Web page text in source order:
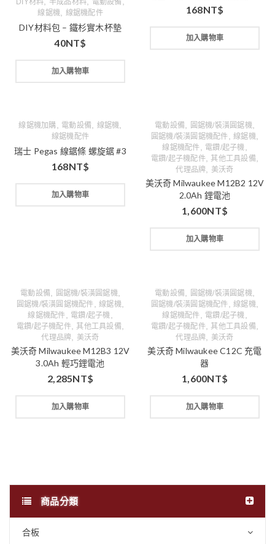
商品分類
合板
線鋸機 線鋸機配件
DIY材料包 – 鐵杉實木杯墊
40NT$
加入購物車
168NT$
加入購物車
線鋸機加購 電動設備 線鋸機
線鋸機配件
瑞士 Pegas 線鋸條 螺旋鋸 #3
168NT$
加入購物車
電動設備 圓鋸機/裝潢圓鋸機
圓鋸機/裝潢圓鋸機配件 ,線鋸機
線鋸機配件 電鑽/起子機
電鑽/起子機配件, 其他工具設備,
代理品牌 美沃奇
美沃奇 Milwaukee M12B2 12V
2.0Ah 鋰電池
1,600NT$
加入購物車
電動設備 圓鋸機/裝潢圓鋸機
圓鋸機/裝潢圓鋸機配件 ,線鋸機
線鋸機配件 電鑽/起子機
電鑽/起子機配件, 其他工具設備,
代理品牌 美沃奇
美沃奇 Milwaukee M12B3 12V
3.0Ah 輕巧鋰電池
2,285NT$
加入購物車
電動設備 圓鋸機/裝潢圓鋸機
圓鋸機/裝潢圓鋸機配件 ,線鋸機
線鋸機配件 電鑽/起子機
電鑽/起子機配件, 其他工具設備,
代理品牌 美沃奇
美沃奇 Milwaukee C12C 充電
器
1,600NT$
加入購物車